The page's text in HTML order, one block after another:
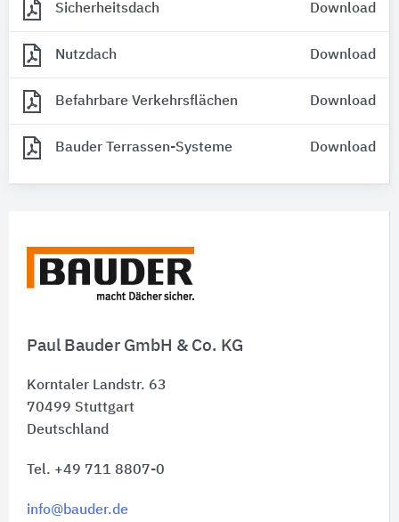
Paul Bauder GmbH & Co. KG
Korntaler Landstr. 63
70499 Stuttgart
Deutschland
Tel. +49 711 8807-0
info@bauder.de
Sicherheitsdach Download
Nutzdach Download
Befahrbare Verkehrsflächen Download
Bauder Terrassen-Systeme Download